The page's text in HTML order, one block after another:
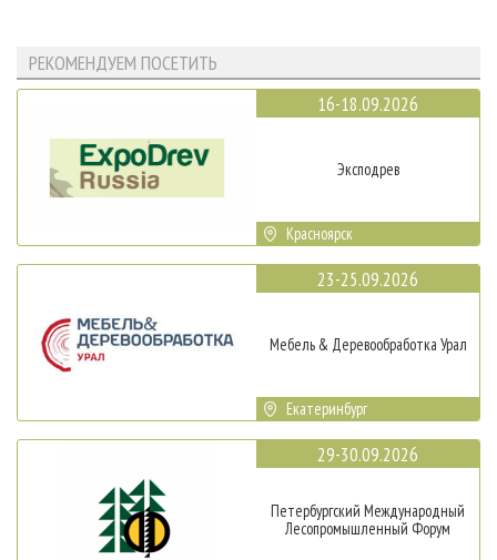
РЕКОМЕНДУЕМ ПОСЕТИТЬ
16-18.09.2026
Эксподрев
Красноярск
23-25.09.2026
Мебель & Деревообработка Урал
Екатеринбург
29-30.09.2026
Петербургский Международный
Лесопромышленный Форум